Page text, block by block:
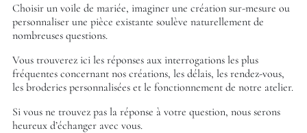
Choisir un voile de mariée, imaginer une création sur-mesure ou
personnaliser une pièce existante soulève naturellement de
nombreuses questions.
Vous trouverez ici les réponses aux interrogations les plus
fréquentes concernant nos créations, les délais, les rendez-vous,
les broderies personnalisées et le fonctionnement de notre atelier.
Si vous ne trouvez pas la réponse à votre question, nous serons
heureux d’échanger avec vous.